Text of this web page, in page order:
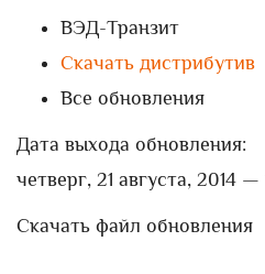
ВЭД-Транзит
Скачать дистрибутив
Все обновления
Дата выхода обновления:
четверг, 21 августа, 2014 —
Скачать файл обновления